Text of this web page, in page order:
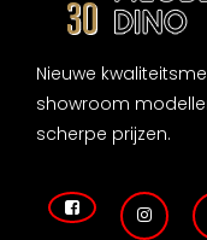
Nieuwe
showroom
scherpe prijzen.